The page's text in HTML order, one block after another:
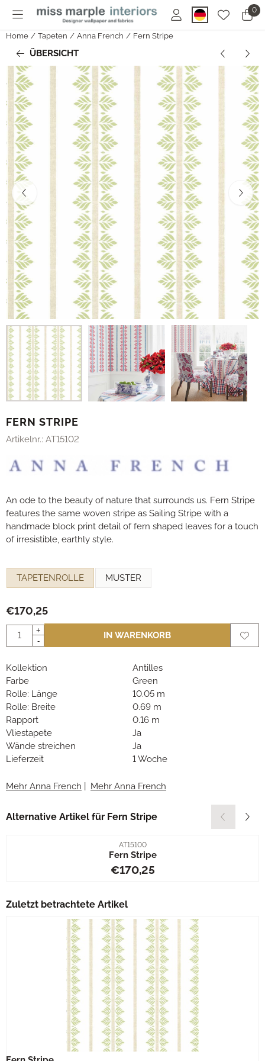
Cookie-Einstellungen sind derzeit geschlossen. 0
Home / Tapeten / Anna French / Fern Stripe
ÜBERSICHT
FERN STRIPE
Artikelnr.: AT15102
An ode to the beauty of nature that surrounds us. Fern Stripe
features the same woven stripe as Sailing Stripe with a
handmade block print detail of fern shaped leaves for a touch
of irresistible, earthly style.
TAPETENROLLE MUSTER
€170,25
Anzahl
+
-
IN WARENKORB
Kollektion
Antilles
Farbe
Green
Rolle: Länge
10.05 m
Rolle: Breite
0.69 m
Rapport
0.16 m
Vliestapete
Ja
Wände streichen
Ja
Lieferzeit
1 Woche
Mehr Anna French Mehr Anna French
Alternative Artikel für Fern Stripe
Artikelnummer
AT15100
Fern Stripe
Preis: 170,25
€170,25
Zuletzt betrachtete Artikel